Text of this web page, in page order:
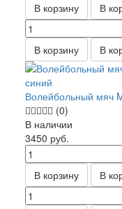
В корзину В
В корзину В
Волейбольный мяч
(0)
В наличии
3450 руб.
В корзину В